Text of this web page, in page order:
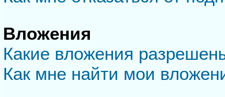
Вложения
Какие вложения
Как мне найти мои